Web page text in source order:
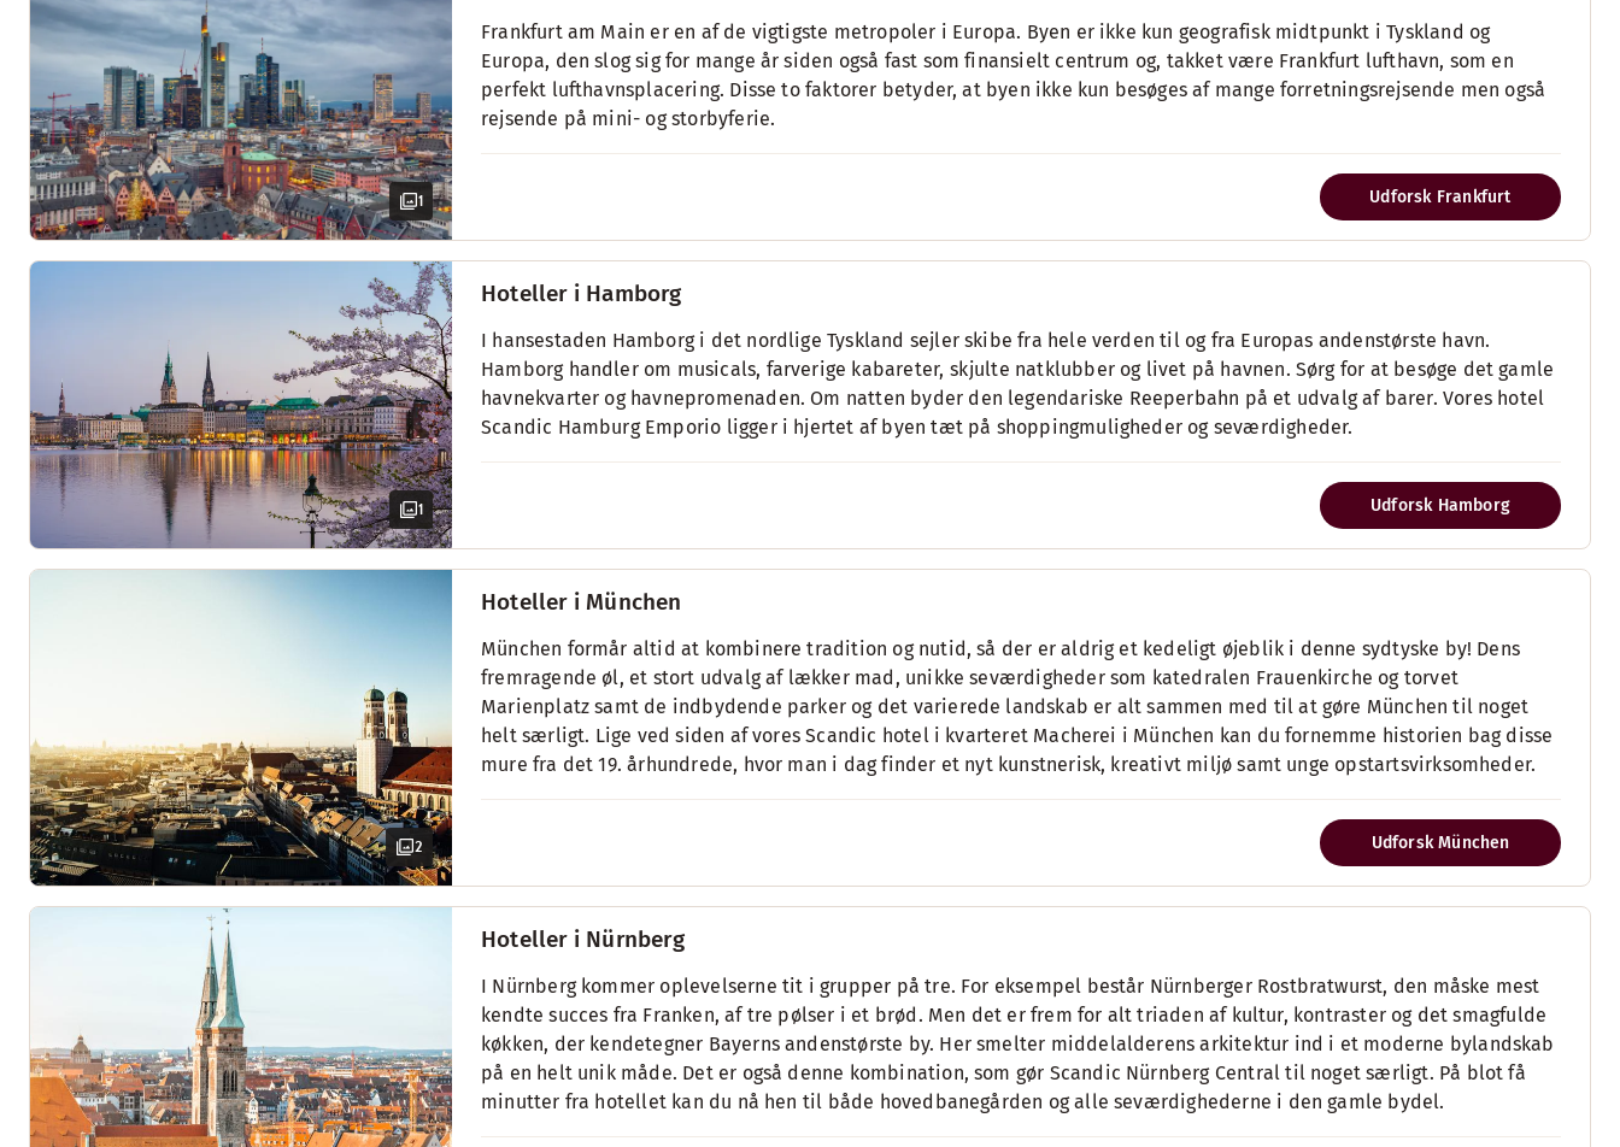
1
Frankfurt am Main er en af de vigtigste metropoler i Europa. Byen er ikke kun geografisk midtpunkt i Tyskland og
Europa, den slog sig for mange år siden også fast som finansielt centrum og, takket være Frankfurt lufthavn, som en
perfekt lufthavnsplacering. Disse to faktorer betyder, at byen ikke kun besøges af mange forretningsrejsende men også
rejsende på mini- og storbyferie.
Udforsk Frankfurt
1
Hoteller i Hamborg
I hansestaden Hamborg i det nordlige Tyskland sejler skibe fra hele verden til og fra Europas andenstørste havn.
Hamborg handler om musicals, farverige kabareter, skjulte natklubber og livet på havnen. Sørg for at besøge det gamle
havnekvarter og havnepromenaden. Om natten byder den legendariske Reeperbahn på et udvalg af barer. Vores hotel
Scandic Hamburg Emporio ligger i hjertet af byen tæt på shoppingmuligheder og seværdigheder.
Udforsk Hamborg
2
Hoteller i München
München formår altid at kombinere tradition og nutid, så der er aldrig et kedeligt øjeblik i denne sydtyske by! Dens
fremragende øl, et stort udvalg af lækker mad, unikke seværdigheder som katedralen Frauenkirche og torvet
Marienplatz samt de indbydende parker og det varierede landskab er alt sammen med til at gøre München til noget
helt særligt. Lige ved siden af vores Scandic hotel i kvarteret Macherei i München kan du fornemme historien bag disse
mure fra det 19. århundrede, hvor man i dag finder et nyt kunstnerisk, kreativt miljø samt unge opstartsvirksomheder.
Udforsk München
Hoteller i Nürnberg
I Nürnberg kommer oplevelserne tit i grupper på tre. For eksempel består Nürnberger Rostbratwurst, den måske mest
kendte succes fra Franken, af tre pølser i et brød. Men det er frem for alt triaden af kultur, kontraster og det smagfulde
køkken, der kendetegner Bayerns andenstørste by. Her smelter middelalderens arkitektur ind i et moderne bylandskab
på en helt unik måde. Det er også denne kombination, som gør Scandic Nürnberg Central til noget særligt. På blot få
minutter fra hotellet kan du nå hen til både hovedbanegården og alle seværdighederne i den gamle bydel.